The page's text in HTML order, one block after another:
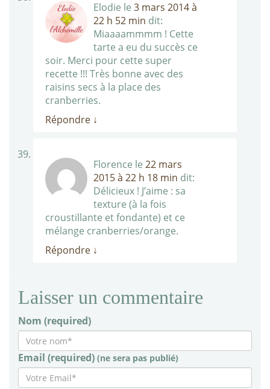
Elodie le 3 mars 2014 à
22 h 52 min dit:
Miaaaammmm ! Cette
tarte a eu du succès ce
soir. Merci pour cette super
recette !!! Très bonne avec des
raisins secs à la place des
cranberries.
Répondre ↓
Florence le 22 mars
2015 à 22 h 18 min dit:
Délicieux ! J’aime : sa
texture (à la fois
croustillante et fondante) et ce
mélange cranberries/orange.
Répondre ↓
Laisser un commentaire
Nom (required)
Email (required) (ne sera pas publié)